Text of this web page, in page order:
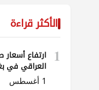
الأكثر قراءة
1
ارتفاع أسعار
العراقي في
المحافظات
1 أغسطس